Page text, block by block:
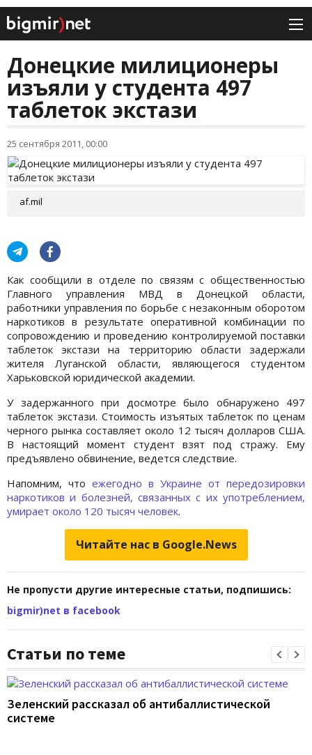
Донецкие милиционеры
изъяли у студента 497
таблеток экстази
25 сентября 2011, 00:00
af.mil
Как сообщили в отделе по связям с общественностью
Главного управления МВД в Донецкой области,
работники управления по борьбе с незаконным оборотом
наркотиков в результате оперативной комбинации по
сопровождению и проведению контролируемой поставки
таблеток экстази на территорию области задержали
жителя Луганской области, являющегося студентом
Харьковской юридической академии.
У задержанного при досмотре было обнаружено 497
таблеток экстази. Стоимость изъятых таблеток по ценам
черного рынка составляет около 12 тысяч долларов США.
В настоящий момент студент взят под стражу. Ему
предъявлено обвинение, ведется следствие.
Напомним, что ежегодно в Украине от передозировки
наркотиков и болезней, связанных с их употреблением,
умирает около 120 тысяч человек.
Читайте нас в Google.News
Не пропусти другие интересные статьи, подпишись:
bigmir)net в facebook
Статьи по теме
Зеленский рассказал об антибаллистической
системе